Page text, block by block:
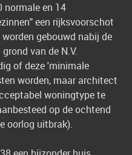
normale en 14
een rijksvoorschot
gebouwd nabij de
van de N.V.
of deze 'minimale
worden, maar architect
woningtype te
op de ochtend
oorlog uitbrak).